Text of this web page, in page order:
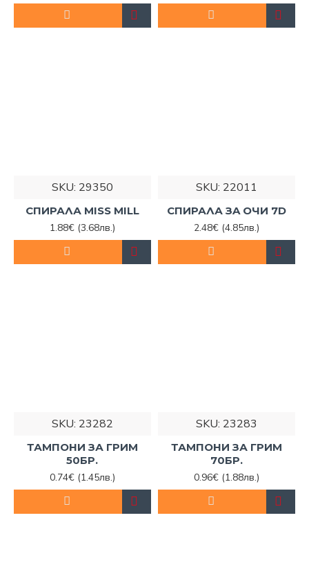
SKU: 29350
СПИРАЛА MISS MILL
1.88€ (3.68лв.)
SKU: 22011
СПИРАЛА ЗA ОЧИ 7D
2.48€ (4.85лв.)
SKU: 23282
ТАМПОНИ ЗА ГРИМ
50БР.
0.74€ (1.45лв.)
SKU: 23283
ТАМПОНИ ЗА ГРИМ
70БР.
0.96€ (1.88лв.)